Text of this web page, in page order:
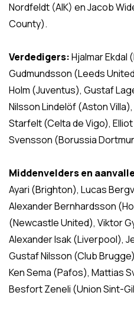
Nordfeldt (AIK) en Jacob
County).
Verdedigers:Hjalmar Ekdal
Gudmundsson (Leeds
Holm (Juventus), Gustaf
Nilsson Lindelöf (Aston
Starfelt (Celta de Vigo),
Svensson (Borussia
Middenvelders en
Ayari (Brighton), Lucas
Alexander Bernhardsson
(Newcastle United), Viktor
Alexander Isak (Liverpool),
Gustaf Nilsson (Club
Ken Sema (Pafos), Mattias
Besfort Zeneli (Union Sint-